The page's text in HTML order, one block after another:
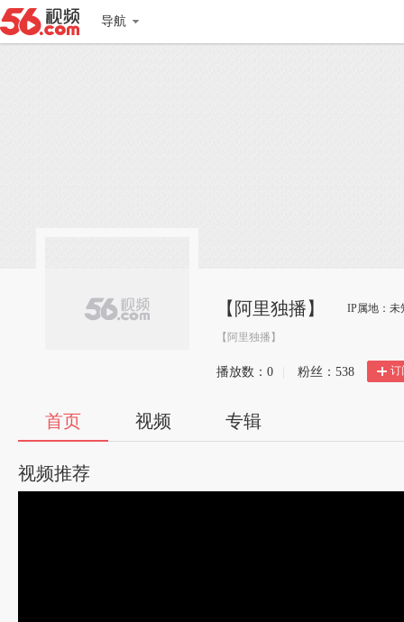
导航
【阿里独播】 IP属地：未
【阿里独播】
播放数： 0 粉丝： 538 订
首页 视频 专辑
视频推荐